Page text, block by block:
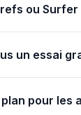
ou Surfer
un essai
pour les